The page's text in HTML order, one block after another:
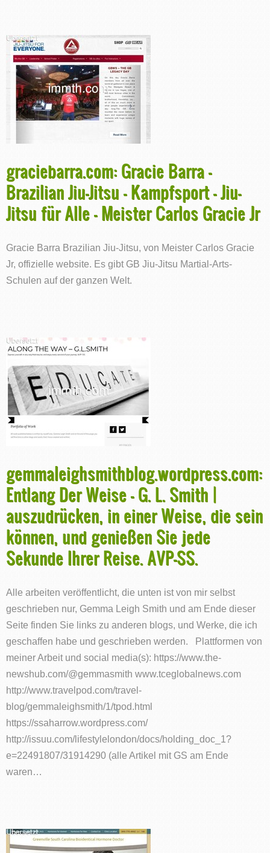
graciebarra.com: Gracie Barra -
Brazilian Jiu-Jitsu - Kampfsport - Jiu-
Jitsu für Alle - Meister Carlos Gracie Jr
Gracie Barra Brazilian Jiu-Jitsu, von Meister Carlos Gracie
Jr, offizielle website. Es gibt GB Jiu-Jitsu Martial-Arts-
Schulen auf der ganzen Welt.
gemmaleighsmithblog.wordpress.com:
Entlang Der Weise - G. L. Smith |
auszudrücken, in einer Weise, die sein
können, und genießen Sie jede
Sekunde Ihrer Reise. AVP-SS.
Alle arbeiten veröffentlicht, die unten ist von mir selbst
geschrieben nur, Gemma Leigh Smith und am Ende dieser
Seite finden Sie links zu anderen blogs, und Werke, die ich
geschaffen habe und geschrieben werden. Plattformen von
meiner Arbeit und social media(s): https://www.the-
newshub.com/@gemmasmith www.tceglobalnews.com
http://www.travelpod.com/travel-
blog/gemmaleighsmith/1/tpod.html
https://ssaharrow.wordpress.com/
http://issuu.com/lifestylelondon/docs/holding_doc_1?
e=22491807/31914290 (alle Artikel mit GS am Ende
waren…